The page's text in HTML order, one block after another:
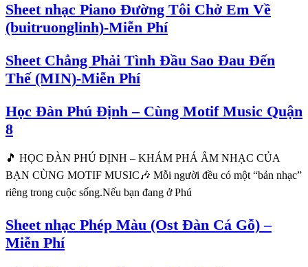
Sheet nhạc Piano Đường Tôi Chở Em Về
(buitruonglinh)-Miễn Phí
Sheet Chẳng Phải Tình Đầu Sao Đau Đến
Thế (MIN)-Miễn Phí
Học Đàn Phú Định – Cùng Motif Music Quận
8
🎵 HỌC ĐÀN PHÚ ĐỊNH – KHÁM PHÁ ÂM NHẠC CỦA
BẠN CÙNG MOTIF MUSIC🎶 Mỗi người đều có một “bản nhạc”
riêng trong cuộc sống.Nếu bạn đang ở Phú
Sheet nhạc Phép Màu (Ost Đàn Cá Gỗ) –
Miễn Phí